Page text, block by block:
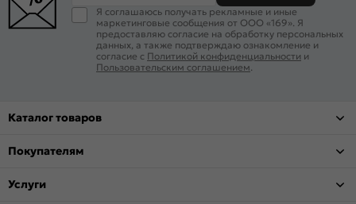
Я соглашаюсь получать рекламные и иные
маркетинговые сообщения от ООО «169». Я
предоставляю согласие на обработку персональных
данных, а также подтверждаю ознакомление и
согласие с Политикой конфиденциальности и
Пользовательским соглашением
Каталог товаров
Покупателям
Услуги